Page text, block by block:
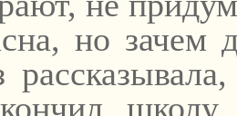
но зачем
школу,